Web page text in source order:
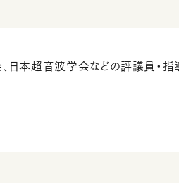
日本超音波学会などの評議員・